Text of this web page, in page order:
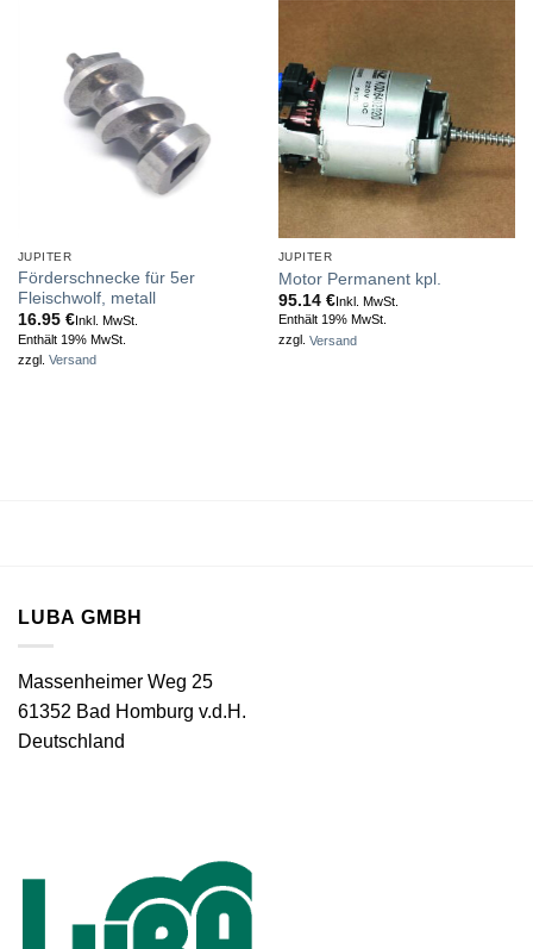
JUPITER
Förderschnecke für 5er
Fleischwolf, metall
16.95 €Inkl. MwSt.
Enthält 19% MwSt.
zzgl. Versand
JUPITER
Motor Permanent kpl.
95.14 €Inkl. MwSt.
Enthält 19% MwSt.
zzgl. Versand
LUBA GMBH
Massenheimer Weg 25
61352 Bad Homburg v.d.H.
Deutschland